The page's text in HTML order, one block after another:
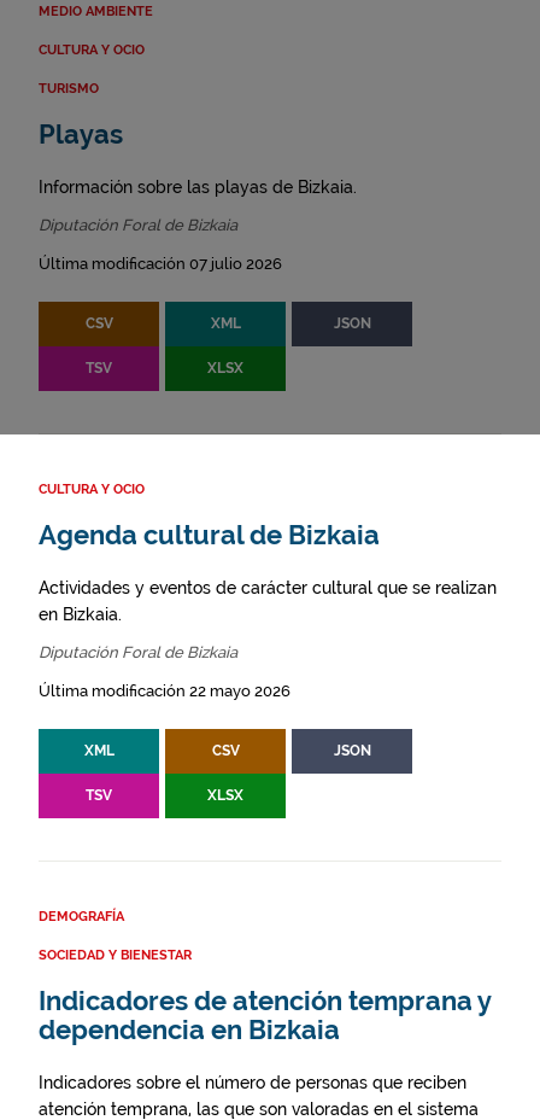
MEDIO AMBIENTE
CULTURA Y OCIO
TURISMO
Playas
Información sobre las playas de Bizkaia.
Diputación Foral de Bizkaia
Última modificación 07 julio 2026
CSV XML JSON
TSV XLSX
CULTURA Y OCIO
Agenda cultural de Bizkaia
Actividades y eventos de carácter cultural que se realizan
en Bizkaia.
Diputación Foral de Bizkaia
Última modificación 22 mayo 2026
XML CSV JSON
TSV XLSX
DEMOGRAFÍA
SOCIEDAD Y BIENESTAR
Indicadores de atención temprana y
dependencia en Bizkaia
Indicadores sobre el número de personas que reciben
atención temprana, las que son valoradas en el sistema